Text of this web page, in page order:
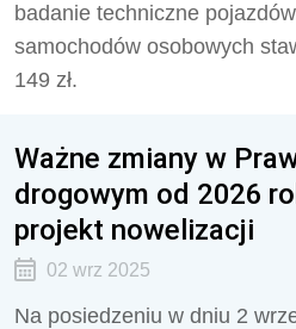
badanie techniczne
samochodów osobowych
149 zł.
Ważne zmiany w
drogowym od 2026
projekt nowelizacji
02 wrz 2025
Na posiedzeniu w dniu 2